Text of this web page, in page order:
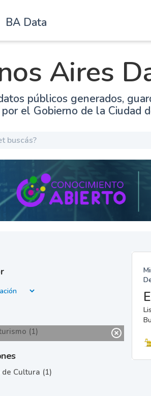
BA Data
Aires
públicos generados,
el Gobierno de la Ciudad
(1)
Cultura (1)